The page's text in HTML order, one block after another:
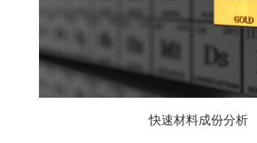
快速材料成份分析